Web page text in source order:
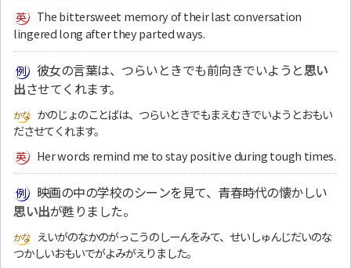
The bittersweet memory of their last conversation
lingered long after they parted ways.
彼女の言葉は、つらいときでも前向きでいようと思い
出させてくれます。
かのじょのことばは、つらいときでもまえむきでいようとおもい
ださせてくれます。
Her words remind me to stay positive during tough times.
映画の中の学校のシーンを見て、青春時代の懐かしい
思い出が甦りました。
えいがのなかのがっこうのしーんをみて、せいしゅんじだいのな
つかしいおもいでがよみがえりました。